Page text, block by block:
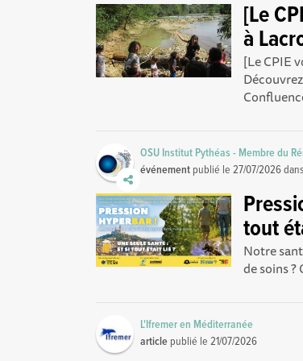
[Le
à
[Le CPIE
OSU Institut Pythéas - Membre du
événement publié le27/07/2026
tout
Notre
de soins
L'Ifremer en Méditerranée
article publié le21/07/2026